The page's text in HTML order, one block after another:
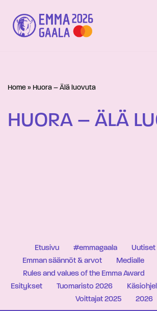
Siirry
suoraan
Home » Huora – Älä luovuta
HUORA – ÄLÄ
Etusivu #emmagaala Uutiset
Emman säännöt & arvot
Medialle
Rules and values of the Emma Award
Esitykset
Tuomaristo 2026
Voittajat 2025
2026